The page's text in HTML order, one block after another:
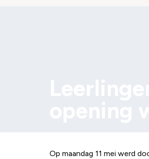
opening
Op maandag 11 mei werd